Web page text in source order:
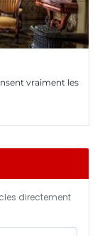
vraiment les
directement